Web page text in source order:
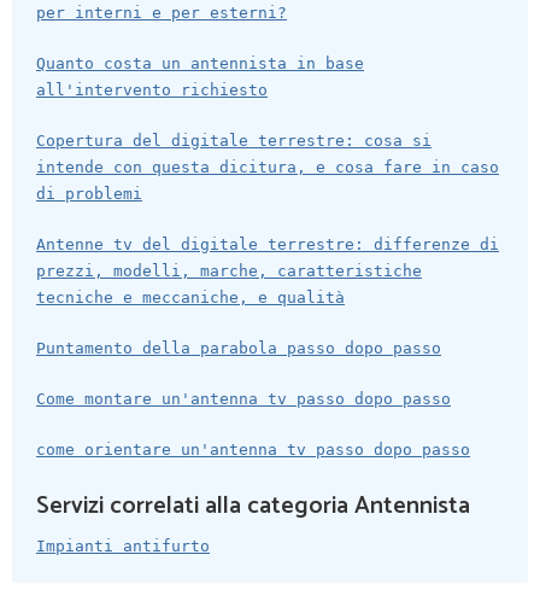
per interni e per esterni?
Quanto costa un antennista in base
all'intervento richiesto
Copertura del digitale terrestre: cosa si
intende con questa dicitura, e cosa fare in caso
di problemi
Antenne tv del digitale terrestre: differenze di
prezzi, modelli, marche, caratteristiche
tecniche e meccaniche, e qualità
Puntamento della parabola passo dopo passo
Come montare un'antenna tv passo dopo passo
come orientare un'antenna tv passo dopo passo
Servizi correlati alla categoria Antennista
Impianti antifurto